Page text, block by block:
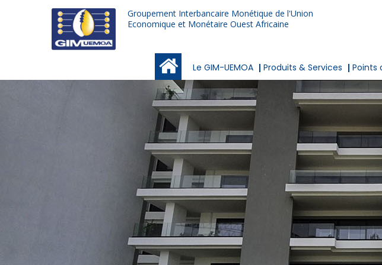
Groupement Interbancaire Monétique de l'Union
Economique et Monétaire Ouest Africaine
Main
navigationLe GIM-UEMOA Produits & Services Points